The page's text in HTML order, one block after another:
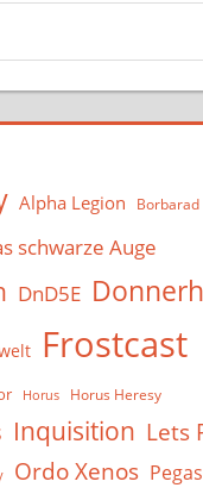
Alpha Legion Borbarad
schwarze Auge
DnD5E
Frostcast
Horus Horus Heresy
Inquisition Lets
Ordo Xenos